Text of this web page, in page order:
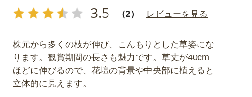
3.5 （2） レビューを見る
株元から多くの枝が伸び、こんもりとした草姿にな
ります。観賞期間の長さも魅力です。草丈が40cm
ほどに伸びるので、花壇の背景や中央部に植えると
立体的に見えます。